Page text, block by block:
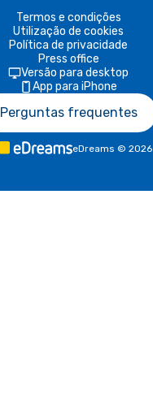
Termos e condições
Utilização de cookies
Política de privacidade
Press office
Versão para desktop
App para iPhone
Perguntas frequentes
eDreams © 2026